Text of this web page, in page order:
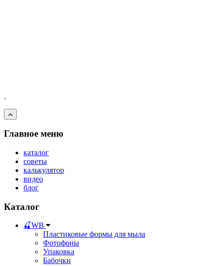
.
Главное меню
каталог
советы
калькулятор
видео
блог
Каталог
🍒WB
Пластиковые формы для мыла
Фотофоны
Упаковка
Бабочки